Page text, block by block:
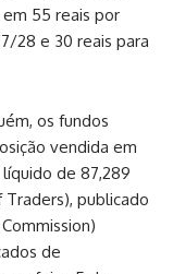
55 reais por
28 e 30 reais para
os fundos
vendida em
de 87,289
publicado
de